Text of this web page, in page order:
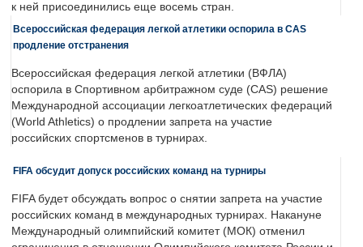
к ней присоединились еще восемь стран.
Всероссийская федерация легкой атлетики оспорила в CAS
продление отстранения
Всероссийская федерация легкой атлетики (ВФЛА)
оспорила в Спортивном арбитражном суде (CAS) решение
Международной ассоциации легкоатлетических федераций
(World Athletics) о продлении запрета на участие
российских спортсменов в турнирах.
FIFA обсудит допуск российских команд на турниры
FIFA будет обсуждать вопрос о снятии запрета на участие
российских команд в международных турнирах. Накануне
Международный олимпийский комитет (МОК) отменил